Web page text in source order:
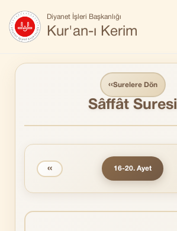
Diyanet İşleri Başkanlığı
Kur'an-ı Kerim
‹‹Surelere Dön
Sâffât Suresi
‹‹ 16-20. Ayet